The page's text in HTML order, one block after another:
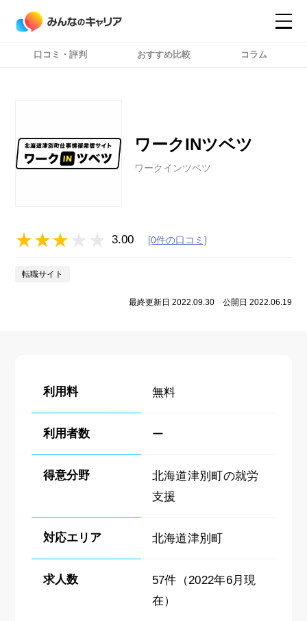
口コミ・評判 おすすめ比較 コラム
ワークINツベツ
ワークインツベツ
3.00 [0件の口コミ]
転職サイト
最終更新日 2022.09.30 公開日 2022.06.19
利用料 無料
利用者数 ー
得意分野
北海道津別町の就労
支援
対応エリア 北海道津別町
求人数
57件（2022年6月現
在）